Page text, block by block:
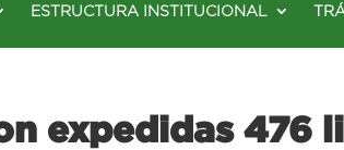
ESTRUCTURA INSTITUCIONAL
expedidas 476